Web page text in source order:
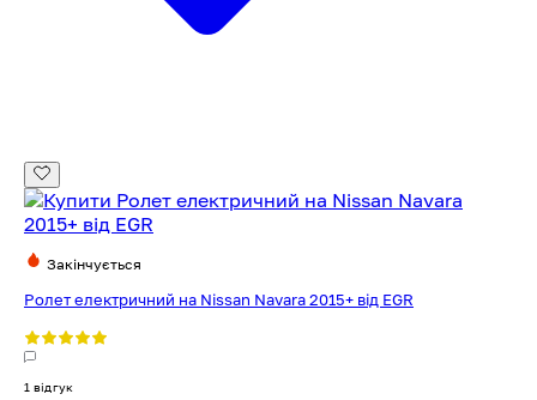
Закінчується
Ролет електричний на Nissan Navara 2015+ від EGR
1 відгук